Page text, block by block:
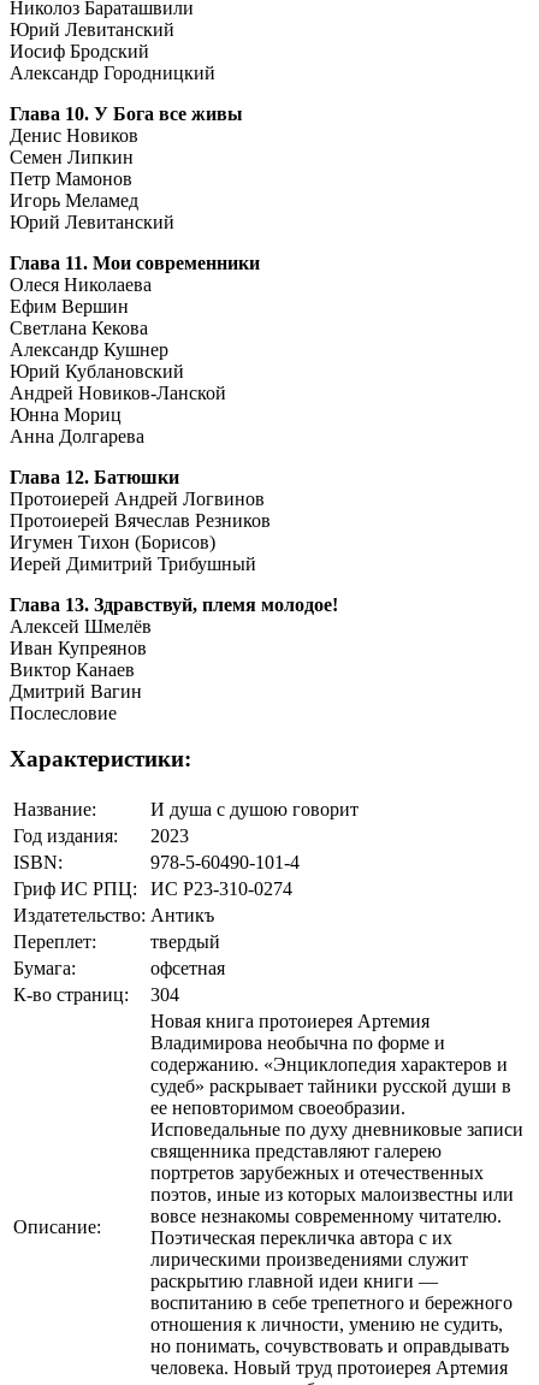
Николоз Бараташвили
Юрий Левитанский
Иосиф Бродский
Александр Городницкий
Глава 10. У Бога все живы
Денис Новиков
Семен Липкин
Петр Мамонов
Игорь Меламед
Юрий Левитанский
Глава 11. Мои современники
Олеся Николаева
Ефим Вершин
Светлана Кекова
Александр Кушнер
Юрий Кублановский
Андрей Новиков-Ланской
Юнна Мориц
Анна Долгарева
Глава 12. Батюшки
Протоиерей Андрей Логвинов
Протоиерей Вячеслав Резников
Игумен Тихон (Борисов)
Иерей Димитрий Трибушный
Глава 13. Здравствуй, племя молодое!
Алексей Шмелёв
Иван Купреянов
Виктор Канаев
Дмитрий Вагин
Послесловие
Характеристики:
Название:
И душа с душою говорит
Год издания:
2023
ISBN:
978-5-60490-101-4
Гриф ИС РПЦ:
ИС Р23-310-0274
Издатетельство: Антикъ
Переплет:
твердый
Бумага:
офсетная
К-во страниц:
304
Описание:
Новая книга протоиерея Артемия
Владимирова необычна по форме и
содержанию. «Энциклопедия характеров и
судеб» раскрывает тайники русской души в
ее неповторимом своеобразии.
Исповедальные по духу дневниковые записи
священника представляют галерею
портретов зарубежных и отечественных
поэтов, иные из которых малоизвестны или
вовсе незнакомы современному читателю.
Поэтическая перекличка автора с их
лирическими произведениями служит
раскрытию главной идеи книги —
воспитанию в себе трепетного и бережного
отношения к личности, умению не судить,
но понимать, сочувствовать и оправдывать
человека. Новый труд протоиерея Артемия